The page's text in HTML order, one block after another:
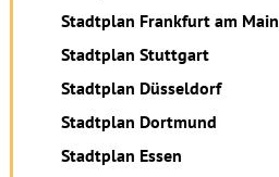
Stadtplan Frankfurt am Main
Stadtplan Stuttgart
Stadtplan Düsseldorf
Stadtplan Dortmund
Stadtplan Essen